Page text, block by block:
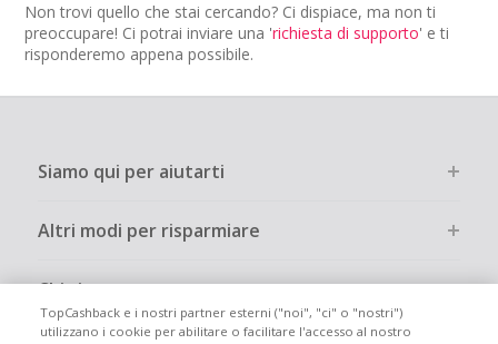
Non trovi quello che stai cercando? Ci dispiace, ma non ti
preoccupare! Ci potrai inviare una 'richiesta di supporto' e ti
risponderemo appena possibile.
Siamo qui per aiutarti
Altri modi per risparmiare
Chi siamo
TopCashback e i nostri partner esterni ("noi", "ci" o "nostri")
utilizzano i cookie per abilitare o facilitare l'accesso al nostro